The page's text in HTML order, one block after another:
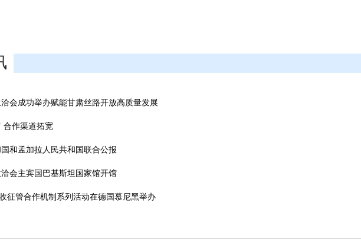
会成功举办赋能甘肃丝路开放高质量发展
合作渠道拓宽
和孟加拉人民共和国联合公报
会主宾国巴基斯坦国家馆开馆
征管合作机制系列活动在德国慕尼黑举办